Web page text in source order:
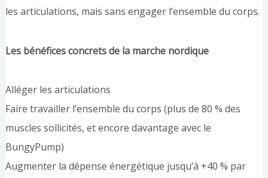
les articulations, mais sans engager l’ensemble du corps.
Les bénéfices concrets de la marche nordique
Alléger les articulations
Faire travailler l’ensemble du corps (plus de 80 % des
muscles sollicités, et encore davantage avec le
BungyPump)
Augmenter la dépense énergétique jusqu’à +40 % par